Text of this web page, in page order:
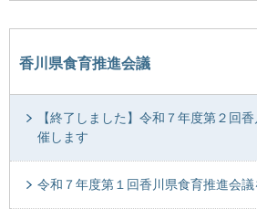
香川県食育推進会議
【終了しました】令和７年度第２回
催します
令和７年度第１回香川県食育推進会